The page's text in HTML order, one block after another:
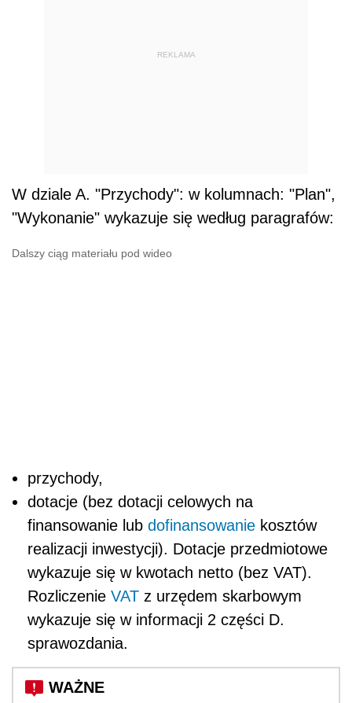
REKLAMA
W dziale A. "Przychody": w kolumnach: "Plan",
"Wykonanie" wykazuje się według paragrafów:
Dalszy ciąg materiału pod wideo
przychody,
dotacje (bez dotacji celowych na
finansowanie lub dofinansowanie kosztów
realizacji inwestycji). Dotacje przedmiotowe
wykazuje się w kwotach netto (bez VAT).
Rozliczenie VAT z urzędem skarbowym
wykazuje się w informacji 2 części D.
sprawozdania.